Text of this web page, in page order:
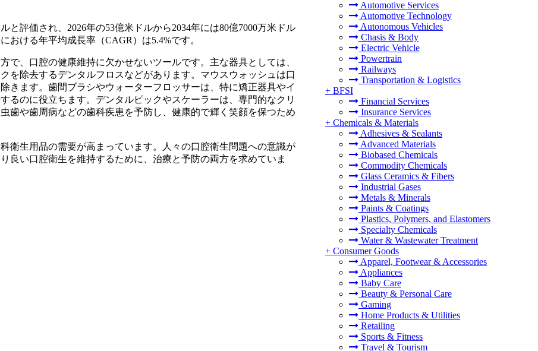
Automotive Services
Automotive Technology
Autonomous Vehicles
Chasis & Body
Electric Vehicle
Powertrain
Railways
Transportation & Logistics
+ BFSI
Financial Services
Insurance Services
+ Chemicals & Materials
Adhesives & Sealants
Advanced Materials
Biobased Chemicals
Commodity Chemicals
Glass Ceramics & Fibers
Industrial Gases
Metals & Minerals
Paints & Coatings
Plastics, Polymers, and Elastomers
Specialty Chemicals
Water & Wastewater Treatment
+ Consumer Goods
Apparel, Footwear & Accessories
Appliances
Baby Care
Beauty & Personal Care
Gaming
Home Products & Utilities
Retailing
Sports & Fitness
Travel & Tourism
と評価され、2026年の53億米ドルから2034年には80億7000万米ドル
おける年平均成長率（CAGR）は5.4%です。
、口腔の健康維持に欠かせないツールです。主な器具としては、
を除去するデンタルフロスなどがあります。マウスウォッシュは口
きます。歯間ブラシやウォーターフロッサーは、特に矯正器具やイ
るのに役立ちます。デンタルピックやスケーラーは、専門的なクリ
歯や歯周病などの歯科疾患を予防し、健康的で輝く笑顔を保つため
衛生用品の需要が高まっています。人々の口腔衛生問題への意識が
良​​い口腔衛生を維持するために、治療と予防の両方を求めていま